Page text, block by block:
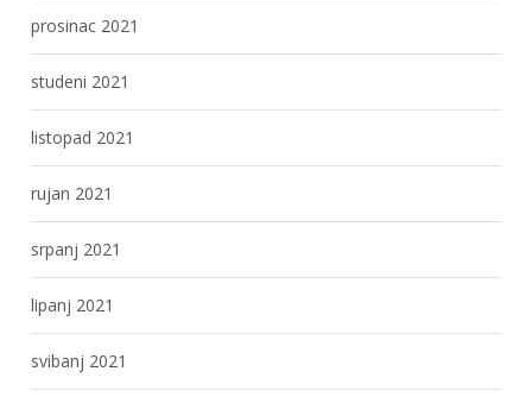
prosinac 2021
studeni 2021
listopad 2021
rujan 2021
srpanj 2021
lipanj 2021
svibanj 2021